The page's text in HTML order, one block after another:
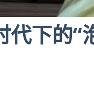
代下